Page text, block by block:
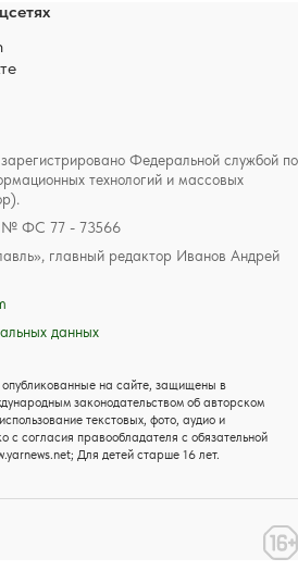
Федеральной службой по
технологий и массовых
№ ФС 77 - 73566
главный редактор Иванов Андрей
данных
на сайте, защищены в
законодательством об авторском
текстовых, фото, аудио и
с согласия правообладателя с обязательной
Для детей старше 16 лет.